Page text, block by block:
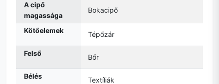
A cipő
magassága
Bokacipő
Kötőelemek Tépőzár
Felső Bőr
Bélés Textíliák